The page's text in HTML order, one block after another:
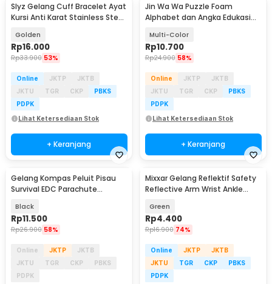
Slyz Gelang Cuff Bracelet Ayat
Kursi Anti Karat Stainless Steel
Golden
Rp16.000
Rp33.900 53%
Online JKTP
JKTB
JKTU
TGR CKP
PBKS
PDPK
Lihat Ketersediaan Stok
+ Keranjang
Jin Wa Wa Puzzle Foam
Alphabet dan Angka Edukasi
Multi-Color
Rp10.700
Rp24.900 58%
Online JKTP
JKTB
JKTU
TGR CKP
PBKS
PDPK
Lihat Ketersediaan Stok
+ Keranjang
Gelang Kompas Peluit Pisau
Survival EDC Parachute
Black
Rp11.500
Rp26.900 58%
Online JKTP
JKTB
JKTU
TGR CKP
PBKS
PDPK
Mixxar Gelang Reflektif Safety
Reflective Arm Wrist Ankle
Green
Rp4.400
Rp16.900 74%
Online JKTP
JKTB
JKTU
TGR CKP
PBKS
PDPK